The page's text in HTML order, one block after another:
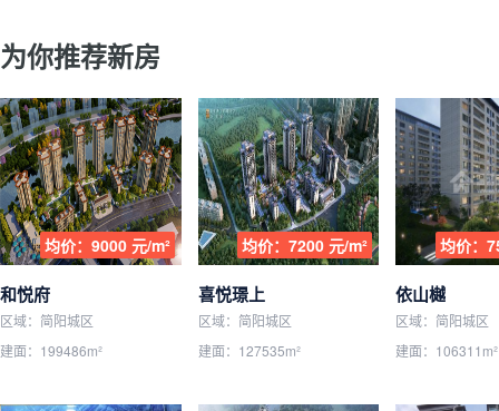
为你推荐新房
均价：9000 元/m²
和悦府
区域：简阳城区
建面：199486m²
均价：7200 元/m²
喜悦璟上
区域：简阳城区
建面：127535m²
均价：
依山樾
区域：简阳城区
建面：106311m²